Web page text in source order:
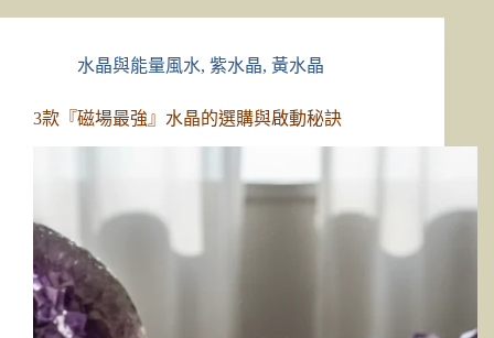
水晶與能量風水, 紫水晶, 黃水晶
3款『磁場最強』水晶的選購與啟動秘訣